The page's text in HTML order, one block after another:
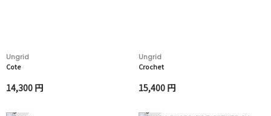
Ungrid
Cote
14,300 円
Ungrid
Crochet
15,400 円
5 6